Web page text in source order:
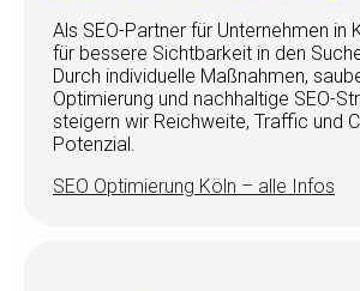
Als SEO-Partner für Unternehmen in
für bessere Sichtbarkeit in den
Durch individuelle Maßnahmen,
Optimierung und nachhaltige SEO-
steigern wir Reichweite, Traffic und
Potenzial.
SEO Optimierung Köln – alle Infos